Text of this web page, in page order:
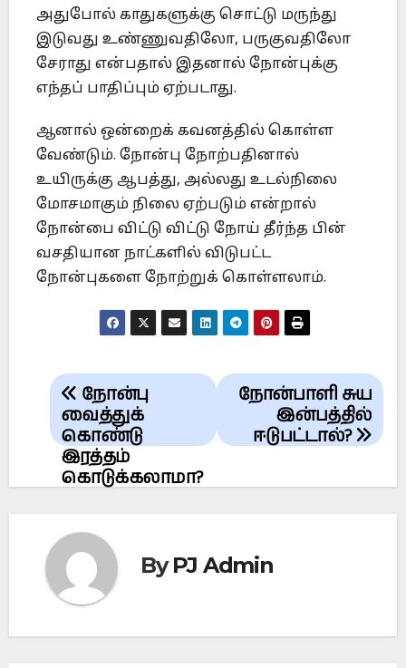
அதுபோல் காதுகளுக்கு சொட்டு மருந்து
இடுவது உண்ணுவதிலோ, பருகுவதிலோ
சேராது என்பதால் இதனால் நோன்புக்கு
எந்தப் பாதிப்பும் ஏற்படாது.
ஆனால் ஒன்றைக் கவனத்தில் கொள்ள
வேண்டும். நோன்பு நோற்பதினால்
உயிருக்கு ஆபத்து, அல்லது உடல்நிலை
மோசமாகும் நிலை ஏற்படும் என்றால்
நோன்பை விட்டு விட்டு நோய் தீர்ந்த பின்
வசதியான நாட்களில் விடுபட்ட
நோன்புகளை நோற்றுக் கொள்ளலாம்.
Post
navigation
நோன்பாளி சுய
இன்பத்தில்
ஈடுபட்டால்?
நோன்பு
வைத்துக்
கொண்டு
இரத்தம்
கொடுக்கலாமா?
ByPJ Admin